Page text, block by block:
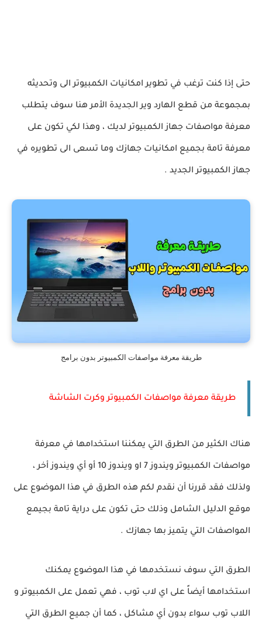
حتى إذا كنت ترغب في تطوير امكانيات الكمبيوتر الى وتحديثه
بمجموعة من قطع الهارد وير الجديدة الأمر هنا سوف يتطلب
معرفة مواصفات جهاز الكمبيوتر لديك ، وهذا لكي تكون على
معرفة تامة بجميع امكانيات جهازك وما تسعى الى تطويره في
جهاز الكمبيوتر الجديد .
طريقة معرفة مواصفات الكمبيوتر بدون برامج
طريقة معرفة مواصفات الكمبيوتر وكرت الشاشة
هناك الكثير من الطرق التي يمكننا استخدامها في معرفة
مواصفات الكمبيوتر ويندوز 7 او ويندوز 10 أو أي ويندوز أخر ،
ولذلك فقد قررنا أن نقدم لكم هذه الطرق في هذا الموضوع على
موقع الدليل الشامل وذلك حتى تكون على دراية تامة بجيمع
المواصفات التي يتميز بها جهازك .
الطرق التي سوف نستخدمها في هذا الموضوع يمكنك
استخدامها أيضاً على اي لاب توب ، فهي تعمل على الكمبيوتر و
اللاب توب سواء بدون أي مشاكل ، كما أن جميع الطرق التي